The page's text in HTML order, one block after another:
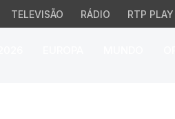
TELEVISÃO RÁDIO RTP PLAY
com